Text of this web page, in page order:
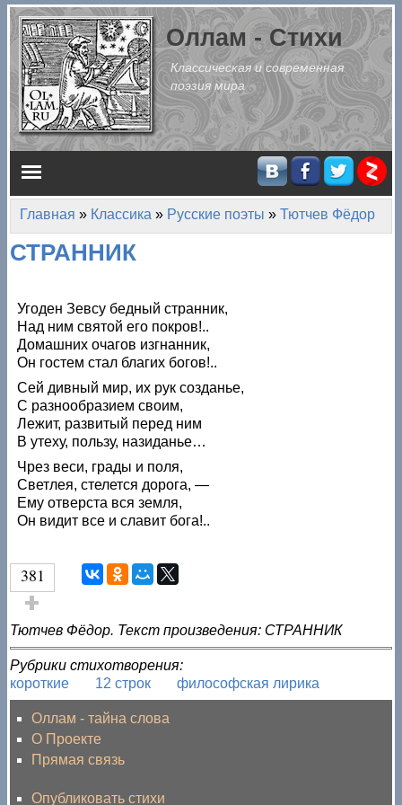
Перейти к основному содержанию
Оллам - Стихи
Классическая и современная
поэзия мира
Главное меню
Вы здесь
Главная » Классика » Русские поэты » Тютчев Фёдор
СТРАННИК
Угоден Зевсу бедный странник,
Над ним святой его покров!..
Домашних очагов изгнанник,
Он гостем стал благих богов!..
Сей дивный мир, их рук созданье,
С разнообразием своим,
Лежит, развитый перед ним
В утеху, пользу, назиданье…
Чрез веси, грады и поля,
Светлея, стелется дорога, —
Ему отверста вся земля,
Он видит все и славит бога!..
381
Голос за!
Тютчев Фёдор. Текст произведения: СТРАННИК
Рубрики стихотворения:
короткие
12 строк философская лирика
Оллам - тайна слова
О Проекте
Прямая связь
Опубликовать стихи